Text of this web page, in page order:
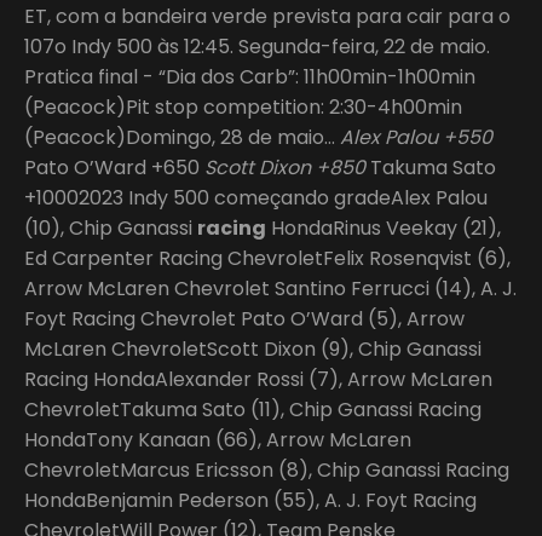
ET, com a bandeira verde prevista para cair para o
107o Indy 500 às 12:45. Segunda-feira, 22 de maio.
Pratica final - “Dia dos Carb”: 11h00min-1h00min
(Peacock)Pit stop competition: 2:30-4h00min
(Peacock)Domingo, 28 de maio… Alex Palou +550
Pato O’Ward +650 Scott Dixon +850Takuma Sato
+10002023 Indy 500 começando gradeAlex Palou
(10), Chip Ganassi racing HondaRinus Veekay (21),
Ed Carpenter Racing ChevroletFelix Rosenqvist (6),
Arrow McLaren Chevrolet Santino Ferrucci (14), A. J.
Foyt Racing Chevrolet Pato O’Ward (5), Arrow
McLaren ChevroletScott Dixon (9), Chip Ganassi
Racing HondaAlexander Rossi (7), Arrow McLaren
ChevroletTakuma Sato (11), Chip Ganassi Racing
HondaTony Kanaan (66), Arrow McLaren
ChevroletMarcus Ericsson (8), Chip Ganassi Racing
HondaBenjamin Pederson (55), A. J. Foyt Racing